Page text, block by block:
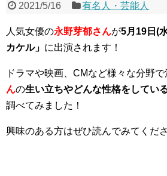
2021/5/16 有名人・芸能人
人気女優の永野芽郁さんが5月19日(
カケル」 に出演されます！
ドラマや映画、CMなど様々な分野
んの生い立ちやどんな性格をしてい
調べてみました！
興味のある方はぜひ読んでみてくださ